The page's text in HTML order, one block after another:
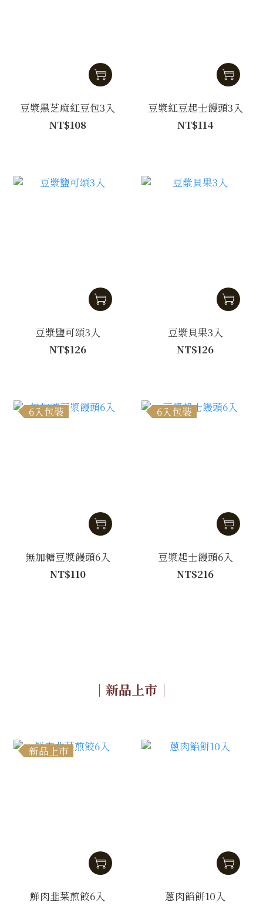
豆漿黑芝麻紅豆包3入
NT$108
豆漿紅豆起士饅頭3入
NT$114
豆漿鹽可頌3入
NT$126
豆漿貝果3入
NT$126
6入包裝
無加糖豆漿饅頭6入
NT$110
6入包裝
豆漿起士饅頭6入
NT$216
｜新品上市｜
新品上市
鮮肉韭菜煎餃6入
蔥肉餡餅10入